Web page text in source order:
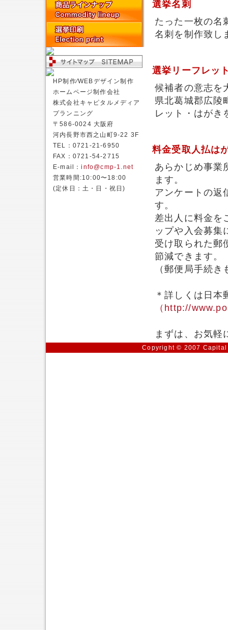
選挙名刺
たった一枚の名
名刺を制作致し
選挙リーフレッ
候補者の意志を
県北葛城郡広陵
レット・はがき
料金受取人払は
あらかじめ事業
ます。
アンケートの返
す。
差出人に料金を
ップや入会募集
受け取られた郵
節減できます。
（郵便局手続
＊詳しくは日
（http://
まずは、お気軽
HP制作⁄WEBデザイン制作
ホームページ制作会社
株式会社キャピタルメディア
プランニング
〒586-0024 大阪府
河内長野市西之山町9-22 3F
TEL：0721-21-6950
FAX：0721-54-2715
E-mail：info@cmp-1.net
営業時間:10:00〜18:00
(定休日：土・日・祝日)
Copyright © 2007